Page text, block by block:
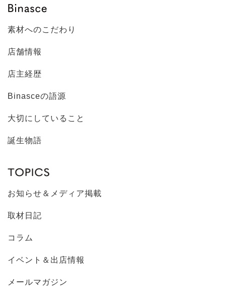
素材へのこだわり
店舗情報
店主経歴
Binasceの語源
大切にしていること
誕生物語
お知らせ＆メディア掲載
取材日記
コラム
イベント＆出店情報
メールマガジン